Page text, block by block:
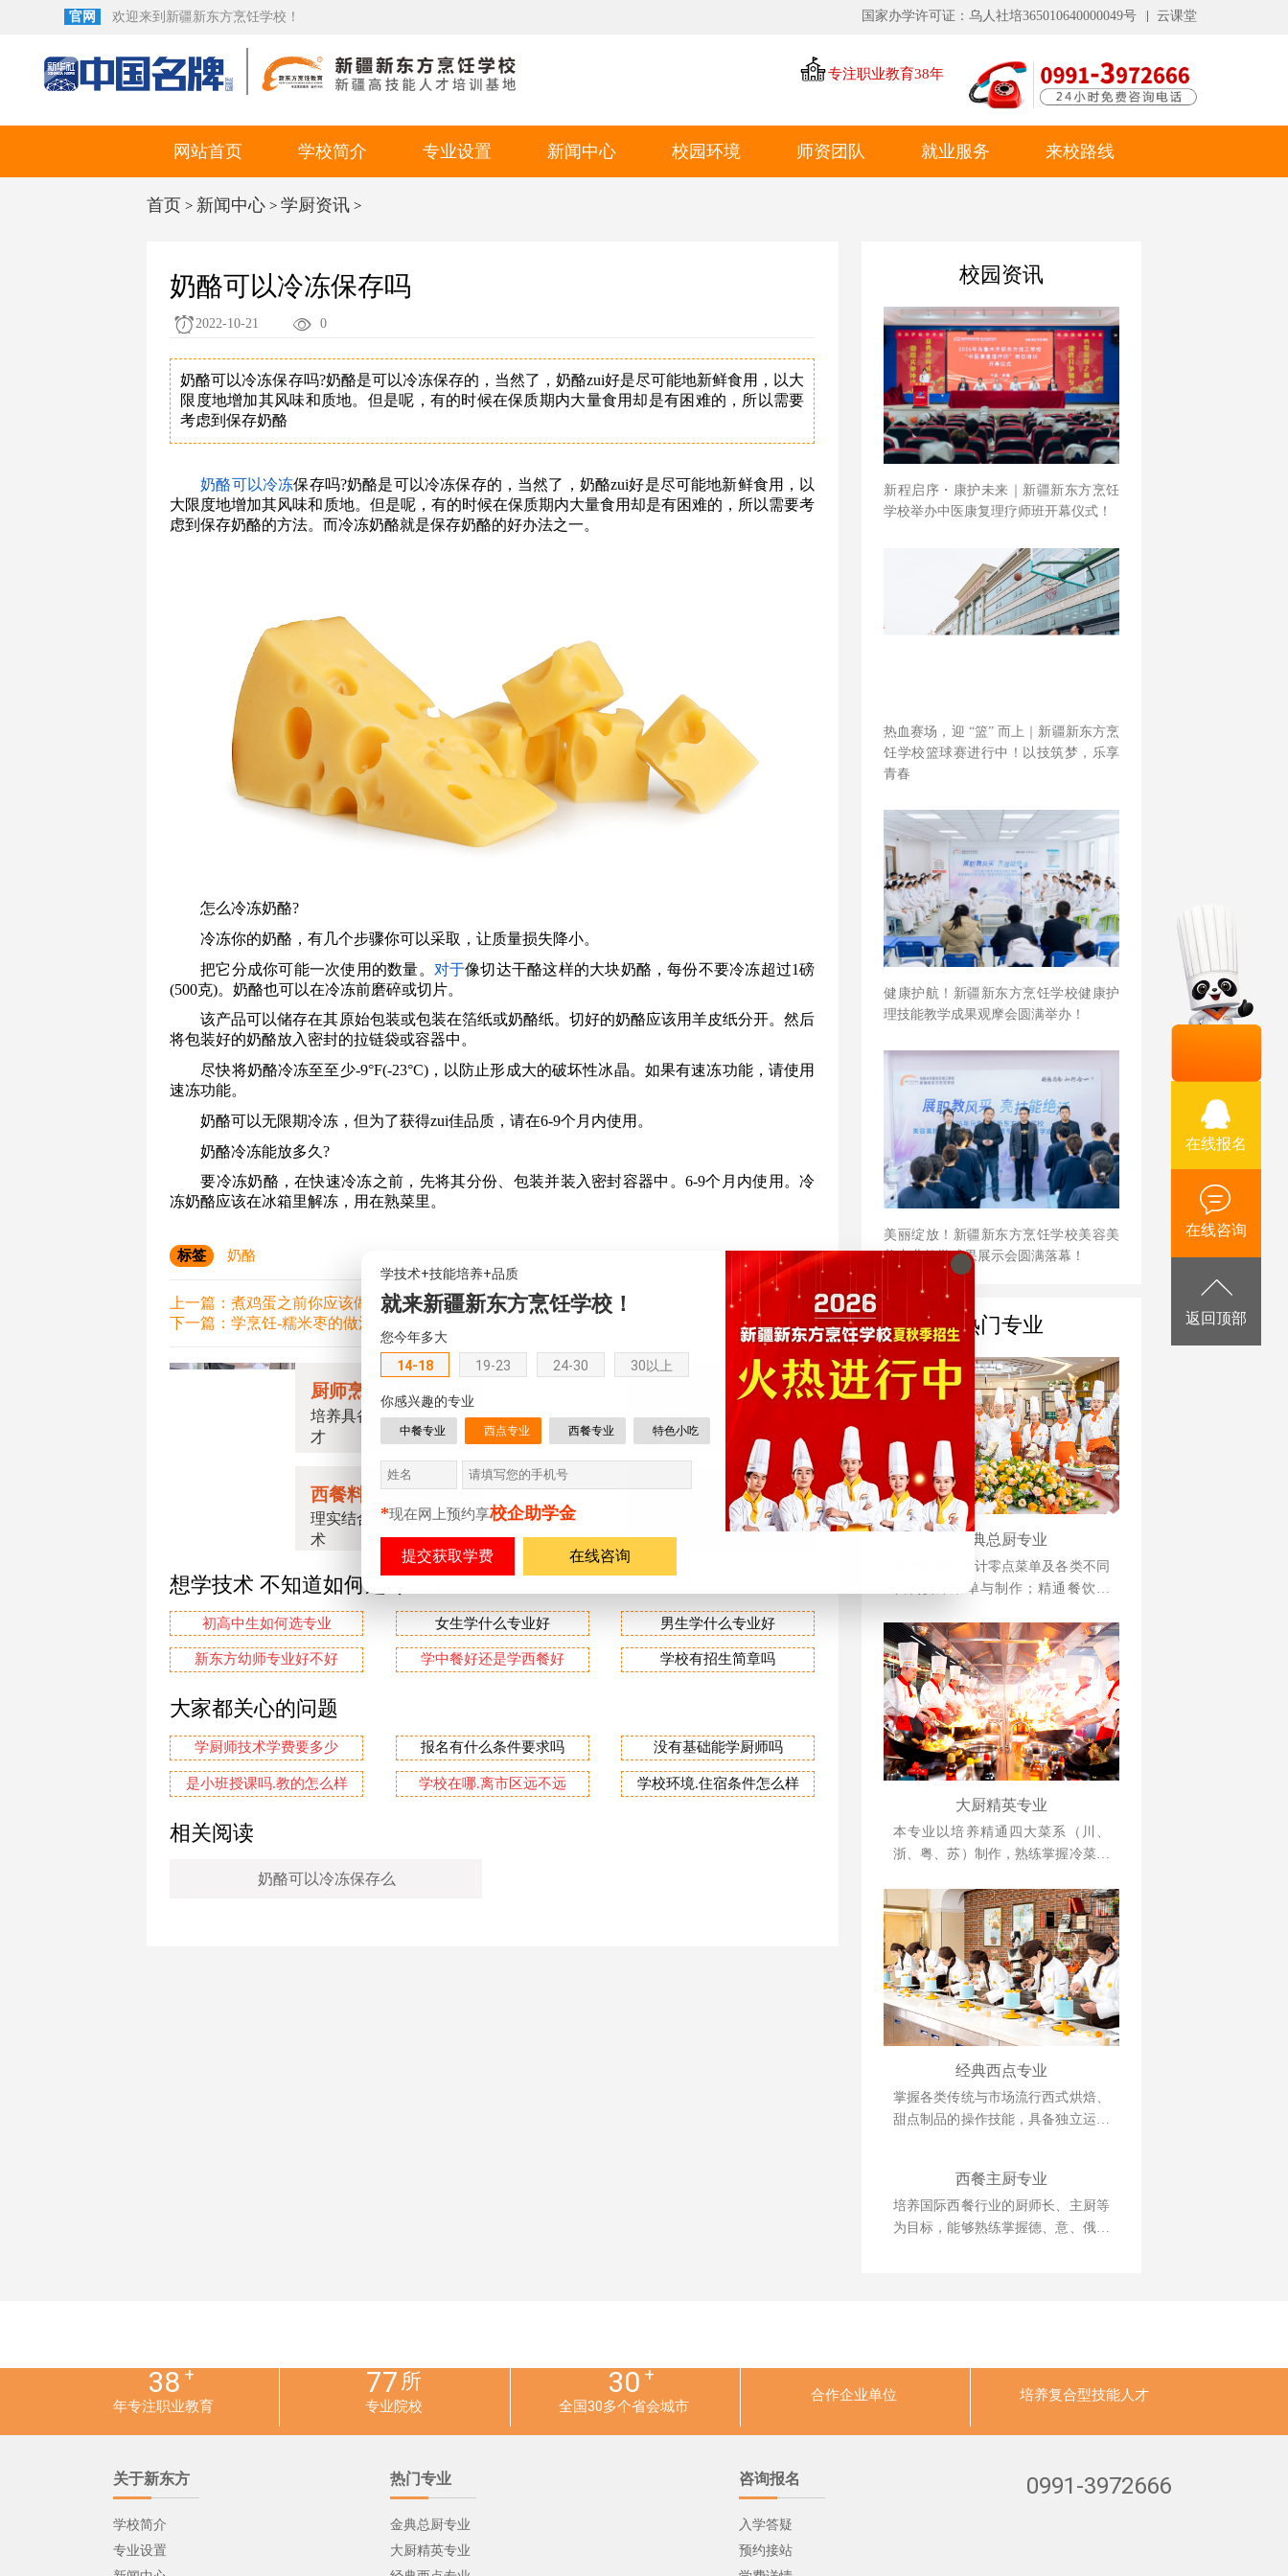
官网 欢迎来到新疆新东方烹饪学校！ 国家办学许可证：乌人社培365010640000049号 云课堂
专注职业教育38年
网站首页 学校简介 专业设置 新闻中心 校园环境 师资团队 就业服务 来校路线
首页 > 新闻中心> 学厨资讯>
奶酪可以冷冻保存吗
2022-10-21 0
奶酪可以冷冻保存吗?奶酪是可以冷冻保存的，当然了，奶酪zui好是尽可能地新鲜食用，以大
限度地增加其风味和质地。但是呢，有的时候在保质期内大量食用却是有困难的，所以需要
考虑到保存奶酪
奶酪可以冷冻保存吗?奶酪是可以冷冻保存的，当然了，奶酪zui好是尽可能地新鲜食用，以
大限度地增加其风味和质地。但是呢，有的时候在保质期内大量食用却是有困难的，所以需要考
虑到保存奶酪的方法。而冷冻奶酪就是保存奶酪的好办法之一。
怎么冷冻奶酪?
冷冻你的奶酪，有几个步骤你可以采取，让质量损失降小。
把它分成你可能一次使用的数量。 对于像切达干酪这样的大块奶酪，每份不要冷冻超过1磅
(500克)。奶酪也可以在冷冻前磨碎或切片。
该产品可以储存在其原始包装或包装在箔纸或奶酪纸。切好的奶酪应该用羊皮纸分开。然后
将包装好的奶酪放入密封的拉链袋或容器中。
尽快将奶酪冷冻至至少-9°F(-23°C)，以防止形成大的破坏性冰晶。如果有速冻功能，请使用
速冻功能。
奶酪可以无限期冷冻，但为了获得zui佳品质，请在6-9个月内使用。
奶酪冷冻能放多久?
要冷冻奶酪，在快速冷冻之前，先将其分份、包装并装入密封容器中。6-9个月内使用。冷
冻奶酪应该在冰箱里解冻，用在熟菜里。
标签 奶酪
上一篇：煮鸡蛋之前你应该做的一件事，可让鸡蛋剥皮更容易
下一篇：学烹饪-糯米枣的做法
厨师烹饪专业
培养具备烹饪技能专门人
才
西点烘焙专业
学习西点创造正宗幸福味
道
西餐料理专业
理实结合掌握精湛西餐技
术
短期烹饪专业
短时间成才助力创发展
想学技术 不知道如何选专业？
初高中生如何选专业 女生学什么专业好 男生学什么专业好
新东方幼师专业好不好 学中餐好还是学西餐好 学校有招生简章吗
大家都关心的问题
学厨师技术学费要多少 报名有什么条件要求吗 没有基础能学厨师吗
是小班授课吗.教的怎么样 学校在哪.离市区远不远 学校环境.住宿条件怎么样
相关阅读
奶酪可以冷冻保存么
校园资讯
新程启序・康护未来｜新疆新东方烹饪
学校举办中医康复理疗师班开幕仪式！
热血赛场，迎 “篮” 而上｜新疆新东方烹
饪学校篮球赛进行中！以技筑梦，乐享
青春
健康护航！新疆新东方烹饪学校健康护
理技能教学成果观摩会圆满举办！
美丽绽放！新疆新东方烹饪学校美容美
妆专业教学成果展示会圆满落幕！
热门专业
金典总厨专业
培养能胜任设计零点菜单及各类不同
档次宴席菜单与制作；精通餐饮管
创业、创新能力强的综合型人才。
大厨精英专业
本专业以培养精通四大菜系（川、
浙、粤、苏）制作，熟练掌握冷菜、
并具备创业能力的人才为目标。
经典西点专业
掌握各类传统与市场流行西式烘焙、
甜点制品的操作技能，具备独立运营
西餐主厨专业
培养国际西餐行业的厨师长、主厨等
为目标，能够熟练掌握德、意、俄等
38+
年专注职业教育
77 所
专业院校
30 +
全国30多个省会城市
合作企业单位 培养复合型技能人才
关于新东方
学校简介
专业设置
热门专业
金典总厨专业
大厨精英专业
咨询报名
入学答疑
预约接站
0991-3972666
学技术+技能培养+品质
就来新疆新东方烹饪学校！
您今年多大
14-18
19-23 24-30 30以上
你感兴趣的专业
中餐专业 西点专业 西餐专业 特色小吃
*现在网上预约享校企助学金
在线咨询
在线报名
在线咨询
返回顶部